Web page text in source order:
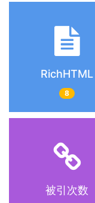
RichHTML
8
被引次数